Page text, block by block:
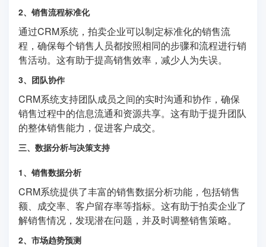
2、销售流程标准化
通过CRM系统，拍卖企业可以制定标准化的销售流
程，确保每个销售人员都按照相同的步骤和流程进行销
售活动。这有助于提高销售效率，减少人为失误。
3、团队协作
CRM系统支持团队成员之间的实时沟通和协作，确保
销售过程中的信息流通和资源共享。这有助于提升团队
的整体销售能力，促进客户成交。
三、数据分析与决策支持
1、销售数据分析
CRM系统提供了丰富的销售数据分析功能，包括销售
额、成交率、客户留存率等指标。这有助于拍卖企业了
解销售情况，发现潜在问题，并及时调整销售策略。
2、市场趋势预测